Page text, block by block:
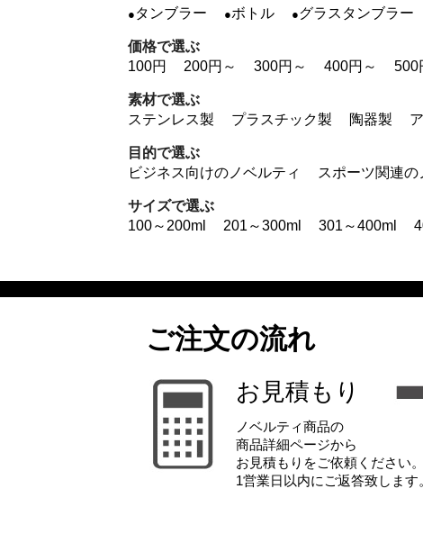
タンブラー ボトル グラスタンブラー
価格で選ぶ
100円
200円～ 300円～ 400円～ 500
素材で選ぶ
ステンレス製
プラスチック製 陶器製
目的で選ぶ
ビジネス向けのノベルティ
スポーツ関連の
サイズで選ぶ
100～200ml
201～300ml 301～400ml
ご注文の流れ
お見積もり
ノベルティ商品の
商品詳細ページから
お見積もりをご依頼ください。
1営業日以内にご返答致します